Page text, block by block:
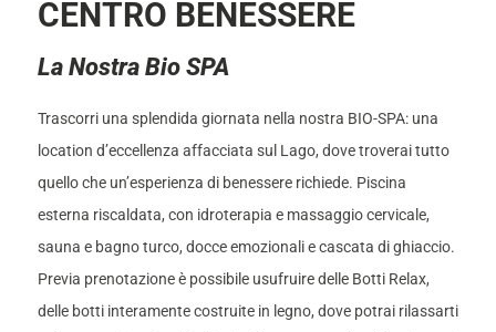
CENTRO BENESSERE
La Nostra Bio SPA
Trascorri una splendida giornata nella nostra BIO-SPA: una
location d’eccellenza affacciata sul Lago, dove troverai tutto
quello che un’esperienza di benessere richiede. Piscina
esterna riscaldata, con idroterapia e massaggio cervicale,
sauna e bagno turco, docce emozionali e cascata di ghiaccio.
Previa prenotazione è possibile usufruire delle Botti Relax,
delle botti interamente costruite in legno, dove potrai rilassarti